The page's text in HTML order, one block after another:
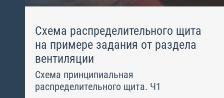
Схема распределительного щита
на примере задания от раздела
вентиляции
Схема принципиальная
распределительного щита. Ч1